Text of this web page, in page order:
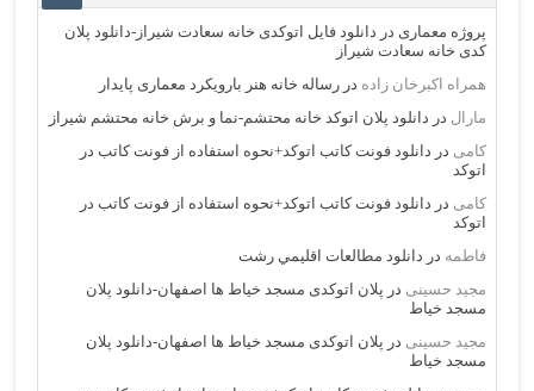
پروژه معماری در دانلود فایل اتوکدی خانه سعادت شیراز-دانلود پلان
کدی خانه سعادت شیراز
همراه اکبرخان زاده دررساله خانه هنر بارویکرد معماری پایدار
مارال در دانلود پلان اتوکد خانه محتشم-نما و برش خانه محتشم شیراز
کامی در دانلود فونت کاتب اتوکد+نحوه استفاده از فونت کاتب در
اتوکد
کامی در دانلود فونت کاتب اتوکد+نحوه استفاده از فونت کاتب در
اتوکد
فاطمه در دانلود مطالعات اقليمي رشت
مجید حسینی در پلان اتوکدی مسجد خیاط ها اصفهان-دانلود پلان
مسجد خیاط
مجید حسینی در پلان اتوکدی مسجد خیاط ها اصفهان-دانلود پلان
مسجد خیاط